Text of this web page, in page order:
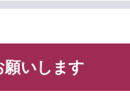
願いします